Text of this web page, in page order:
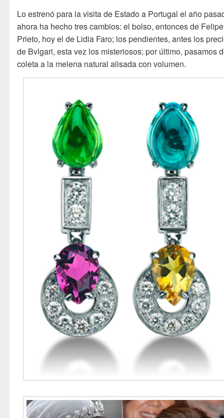
Lo estrenó para la visita de Estado a Portugal el año
ahora ha hecho tres cambios: el bolso, entonces de Felipe
Prieto, hoy el de Lidia Faro; los pendientes, antes los
de Bvlgari, esta vez los misteriosos; por último, pasamos
coleta a la melena natural alisada con volumen.